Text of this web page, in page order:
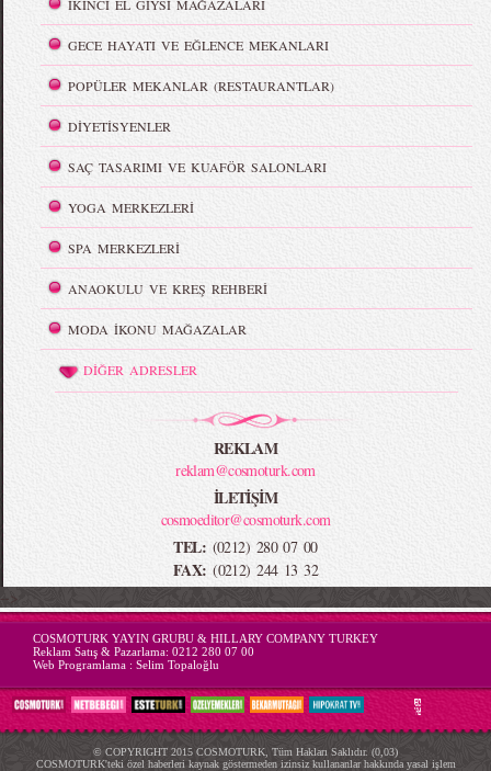
İKİNCİ EL GİYSİ MAĞAZALARI
GECE HAYATI VE EĞLENCE MEKANLARI
POPÜLER MEKANLAR (RESTAURANTLAR)
DİYETİSYENLER
SAÇ TASARIMI VE KUAFÖR SALONLARI
YOGA MERKEZLERİ
SPA MERKEZLERİ
ANAOKULU VE KREŞ REHBERİ
MODA İKONU MAĞAZALAR
DİĞER ADRESLER
REKLAM
reklam@cosmoturk.com
İLETİŞİM
cosmoeditor@cosmoturk.com
TEL: (0212) 280 07 00
FAX: (0212) 244 13 32
-->
COSMOTURK YAYIN GRUBU & HILLARY COMPANY TURKEY
Reklam Satış & Pazarlama: 0212 280 07 00
Web Programlama : Selim Topaloğlu
© COPYRIGHT 2015 COSMOTURK, Tüm Hakları Saklıdır. (0,03)
COSMOTURK'teki özel haberleri kaynak göstermeden izinsiz kullananlar hakkında yasal işlem